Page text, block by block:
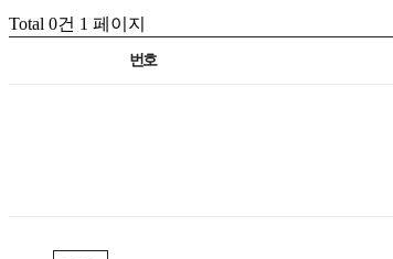
Total 0건 1 페이지
번호